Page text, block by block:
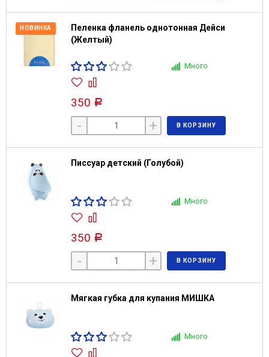
НОВИНКА
Пеленка фланель однотонная Дейси
(Желтый)
Много
350 Р
- + В КОРЗИНУ
Писсуар детский (Голубой)
Много
350 Р
- + В КОРЗИНУ
Мягкая губка для купания МИШКА
Много